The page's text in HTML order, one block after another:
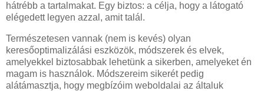
hátrébb a tartalmakat. Egy biztos: a célja, hogy a látogató
elégedett legyen azzal, amit talál.
Természetesen vannak (nem is kevés) olyan
keresőoptimalizálási eszközök, módszerek és elvek,
amelyekkel biztosabbak lehetünk a sikerben, amelyeket én
magam is használok. Módszereim sikerét pedig
alátámasztja, hogy megbízóim weboldalai az általuk